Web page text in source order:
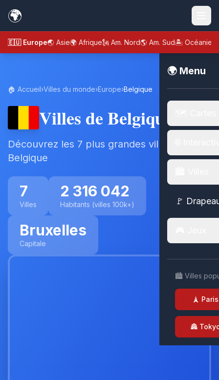
🌍
🇪🇺 Europe🌏 Asie🌍 Afrique🗽 Am. Nord🌎 Am. Sud🏝️ Océanie
🌍 Menu
🚩
🏙️ Villes
🗼 Paris
🏯
🏠 Accueil›Villes du monde›Europe›Belgique
Villes de Belgique
Découvrez les 7 plus grandes villes de
Belgique
7
Villes
2 316 042
Habitants (villes 100k+)
Bruxelles
Capitale